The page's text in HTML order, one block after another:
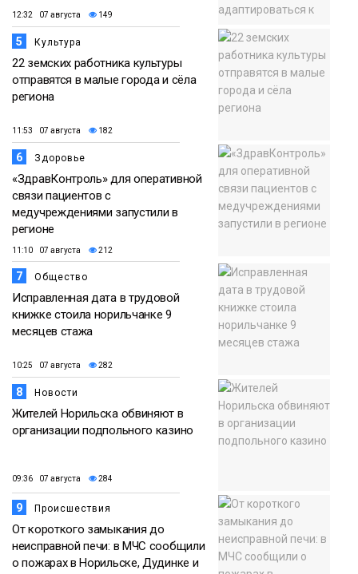
12:32 07 августа 149
5 Культура
22 земских работника культуры
отправятся в малые города и сёла
региона
11:53 07 августа 182
6 Здоровье
«ЗдравКонтроль» для оперативной
связи пациентов с
медучреждениями запустили в
регионе
11:10 07 августа 212
7 Общество
Исправленная дата в трудовой
книжке стоила норильчанке 9
месяцев стажа
10:25 07 августа 282
8 Новости
Жителей Норильска обвиняют в
организации подпольного казино
09:36 07 августа 284
9 Происшествия
От короткого замыкания до
неисправной печи: в МЧС сообщили
о пожарах в Норильске, Дудинке и